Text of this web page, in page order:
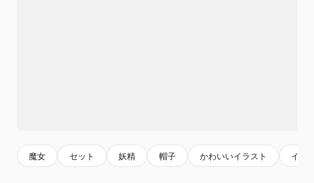
魔女 セット 妖精 帽子 かわいいイラスト イラ